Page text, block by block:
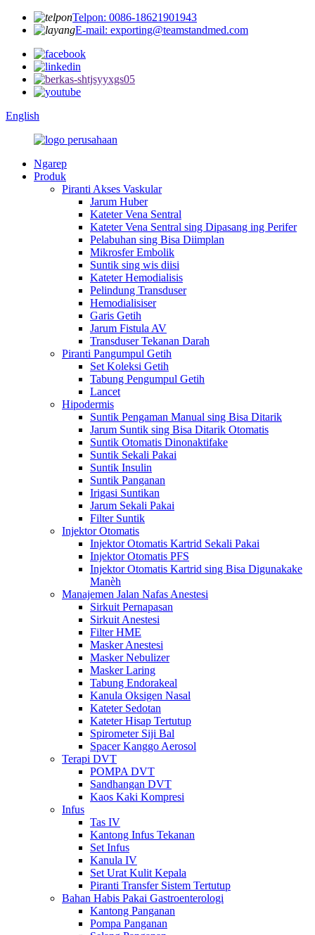
Telpon: 0086-18621901943
E-mail: exporting@teamstandmed.com
English
Ngarep
Produk
Piranti Akses Vaskular
Jarum Huber
Kateter Vena Sentral
Kateter Vena Sentral sing Dipasang ing Perifer
Pelabuhan sing Bisa Diimplan
Mikrosfer Embolik
Suntik sing wis diisi
Kateter Hemodialisis
Pelindung Transduser
Hemodialisiser
Garis Getih
Jarum Fistula AV
Transduser Tekanan Darah
Piranti Pangumpul Getih
Set Koleksi Getih
Tabung Pengumpul Getih
Lancet
Hipodermis
Suntik Pengaman Manual sing Bisa Ditarik
Jarum Suntik sing Bisa Ditarik Otomatis
Suntik Otomatis Dinonaktifake
Suntik Sekali Pakai
Suntik Insulin
Suntik Panganan
Irigasi Suntikan
Jarum Sekali Pakai
Filter Suntik
Injektor Otomatis
Injektor Otomatis Kartrid Sekali Pakai
Injektor Otomatis PFS
Injektor Otomatis Kartrid sing Bisa Digunakake
Manèh
Manajemen Jalan Nafas Anestesi
Sirkuit Pernapasan
Sirkuit Anestesi
Filter HME
Masker Anestesi
Masker Nebulizer
Masker Laring
Tabung Endorakeal
Kanula Oksigen Nasal
Kateter Sedotan
Kateter Hisap Tertutup
Spirometer Siji Bal
Spacer Kanggo Aerosol
Terapi DVT
POMPA DVT
Sandhangan DVT
Kaos Kaki Kompresi
Infus
Tas IV
Kantong Infus Tekanan
Set Infus
Kanula IV
Set Urat Kulit Kepala
Piranti Transfer Sistem Tertutup
Bahan Habis Pakai Gastroenterologi
Kantong Panganan
Pompa Panganan